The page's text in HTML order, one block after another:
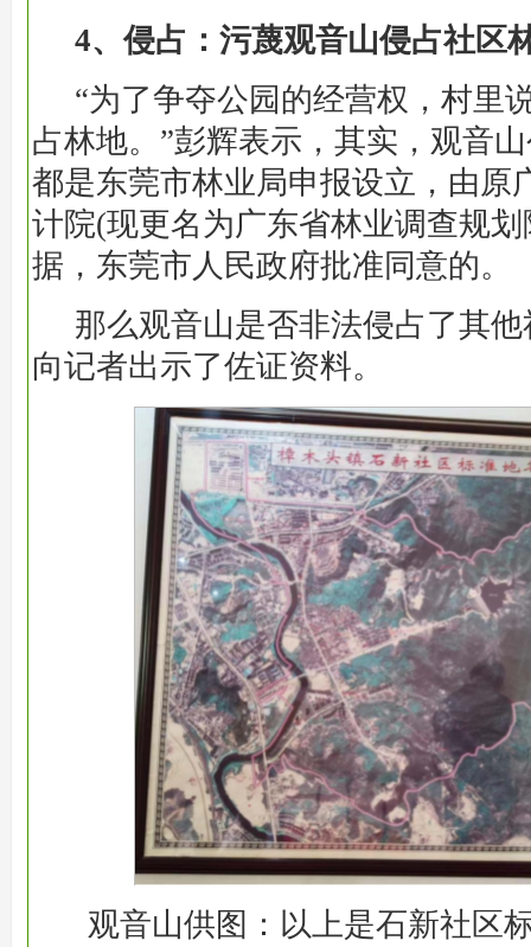
4、侵占：污蔑观音山侵占社区
“为了争夺公园的经营权，村里
占林地。”彭辉表示，其实，观音
都是东莞市林业局申报设立，由原
计院(现更名为广东省林业调查规
据，东莞市人民政府批准同意的。
那么观音山是否非法侵占了其
向记者出示了佐证资料。
观音山供图：以上是石新社区